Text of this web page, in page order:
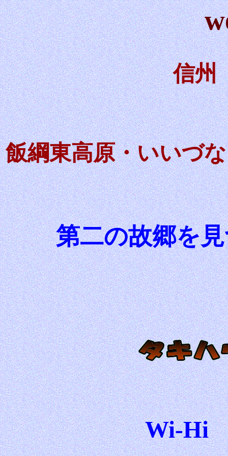
信州
飯綱東高原・いいづ
第二の故郷を
Wi-Hi